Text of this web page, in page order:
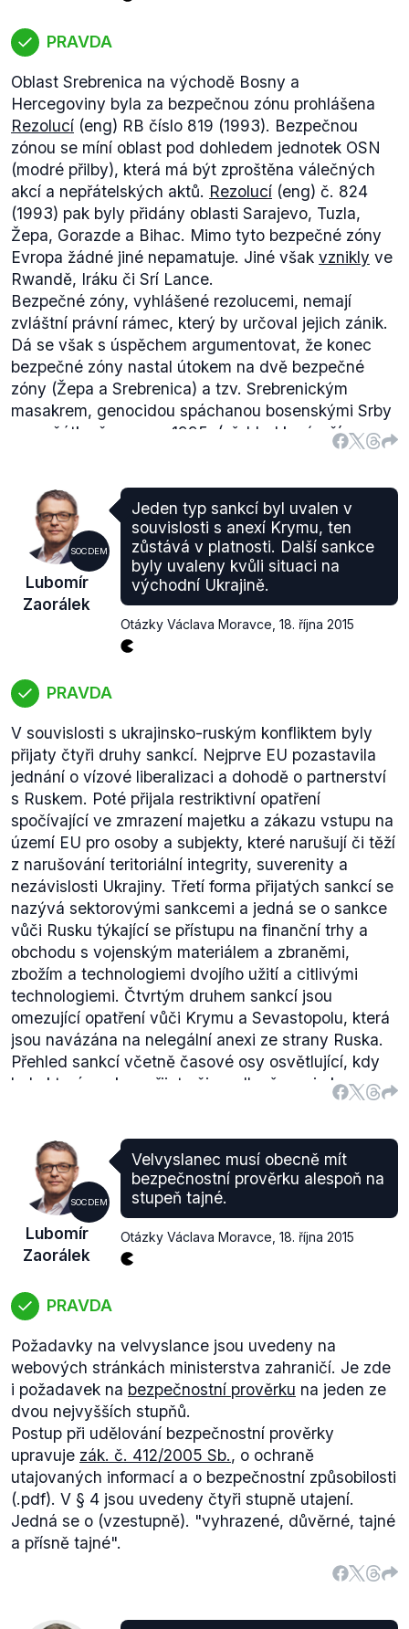
Výrok hodnotíme jako pravdivý, protože data UCDP
se shoduj s tvrzeními Karla Schwarzenberga.
*K získání dat použijte následující postup:
1) Na záložce "Subset" vyberte z kategorie Name
(conflict) položku Syria: government a dejte
Proceed
2) Na záložce "Restrictions" vyberte z kategorie
Year (conflict) rok 2011 a potvrďte tlačítkem Add to
query, následně z rolovací nabídky vyberte
znamínko >= a opět Proceed
3) Na záložce "Information" zatrhněte v kategorii
Warring party položky Name (Warring Party),
Secondary support a Comment on Secondary
support. Potvrďte tlačítkem Add a dejte Proceed.
Následně si můžete stáhnout dataset.
PRAVDA
Oblast Srebrenica na východě Bosny a
Hercegoviny byla za bezpečnou zónu prohlášena
Rezolucí (eng) RB číslo 819 (1993). Bezpečnou
zónou se míní oblast pod dohledem jednotek OSN
(modré přilby), která má být zproštěna válečných
akcí a nepřátelských aktů. Rezolucí (eng) č. 824
(1993) pak byly přidány oblasti Sarajevo, Tuzla,
Žepa, Gorazde a Bihac. Mimo tyto bezpečné zóny
Evropa žádné jiné nepamatuje. Jiné však vznikly ve
Rwandě, Iráku či Srí Lance.
Bezpečné zóny, vyhlášené rezolucemi, nemají
zvláštní právní rámec, který by určoval jejich zánik.
Dá se však s úspěchem argumentovat, že konec
bezpečné zóny nastal útokem na dvě bezpečné
zóny (Žepa a Srebrenica) a tzv. Srebrenickým
masakrem, genocidou spáchanou bosenskými Srby
na počátku července 1995. ( přehled k výročí
události) Ta vzápětí vyprovokovala bombardování
jakoOperation Deliberate Force
SOCDEM
Lubomír
Zaorálek
Jeden typ sankcí byl uvalen v
souvislosti s anexí Krymu, ten
zůstává v platnosti. Další sankce
byly uvaleny kvůli situaci na
východní Ukrajině.
Otázky Václava Moravce 18. října 2015
PRAVDA
V souvislosti s ukrajinsko-ruským konfliktem byly
přijaty čtyři druhy sankcí. Nejprve EU pozastavila
jednání o vízové liberalizaci a dohodě o partnerství
s Ruskem. Poté přijala restriktivní opatření
spočívající ve zmrazení majetku a zákazu vstupu na
území EU pro osoby a subjekty, které narušují či těží
z narušování teritoriální integrity, suverenity a
nezávislosti Ukrajiny. Třetí forma přijatých sankcí se
nazývá sektorovými sankcemi a jedná se o sankce
vůči Rusku týkající se přístupu na finanční trhy a
obchodu s vojenským materiálem a zbraněmi,
zbožím a technologiemi dvojího užití a citlivými
technologiemi. Čtvrtým druhem sankcí jsou
omezující opatření vůči Krymu a Sevastopolu, která
jsou navázána na nelegální anexi ze strany Ruska.
Přehled sankcí včetně časové osy osvětlující, kdy
byly které sankce přijaty či prodlouženy, je k
zmíněném odkazu lze dohledat, že vyjednávání o
vízové liberalizaci či nové dohodě o partnerství s
Ruskem zatím nebyla obnovena. Platnost
jednotlivých sankčních opatření byla prodloužena, a
to do 15. března 2016 v případě opatření vůči
osobám a entitám, do 23. června 2016 v případě
do 31. ledna 2016 v případě sektorových či také
hospodářských sankcí vůči Rusku.
Ministr Zaorálek má tedy pravdu v tom, že jeden
typ sankcí byl uvalen v souvislosti s anexí Krymu a
další kvůli konfliktu na východě Ukrajiny, i v tom, že
opatření zůstávají v platnosti.
SOCDEM
Lubomír
Zaorálek
Velvyslanec musí obecně mít
bezpečnostní prověrku alespoň na
stupeň tajné.
Otázky Václava Moravce 18. října 2015
PRAVDA
Požadavky na velvyslance jsou uvedeny na
webových stránkách ministerstva zahraničí. Je zde
i požadavek na bezpečnostní prověrku na jeden ze
dvou nejvyšších stupňů.
Postup při udělování bezpečnostní prověrky
upravuje zák. č. 412/2005 Sb., o ochraně
utajovaných informací a o bezpečnostní způsobilosti
(.pdf). V § 4 jsou uvedeny čtyři stupně utajení.
Jedná se o (vzestupně). "vyhrazené, důvěrné, tajné
a přísně tajné".